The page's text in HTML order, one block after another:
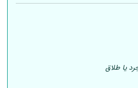
یا طلاق